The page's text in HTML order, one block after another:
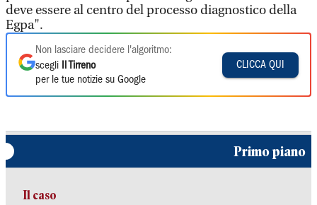
deve essere al centro del processo diagnostico della
Egpa".
Non lasciare decidere l'algoritmo:
scegli
Il Tirreno
per le tue notizie su Google
CLICCA QUI
Primo piano
Il caso